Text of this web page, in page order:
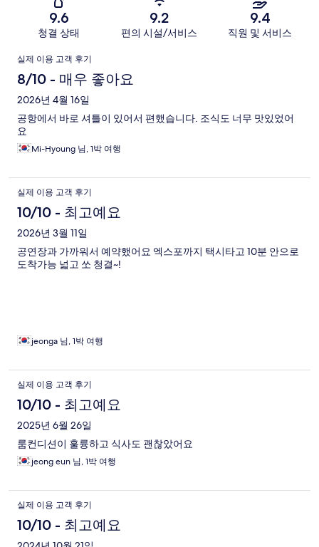
9.6
청결 상태
9.2
편의 시설/서비스
9.4
직원 및 서비스
이
용
후
기
실제 이용 고객 후기
8/10 - 매우 좋아요
2026년 4월 16일
공항에서 바로 셔틀이 있어서 편했습니다. 조식도 너무 맛있었어
요
Mi-Hyoung 님, 1박 여행
실제 이용 고객 후기
10/10 - 최고예요
2026년 3월 11일
공연장과 가까워서 예약했어요 엑스포까지 택시타고 10분 안으로
도착가능 넓고 쏘 청결~!
jeonga 님, 1박 여행
실제 이용 고객 후기
10/10 - 최고예요
2025년 6월 26일
룸컨디션이 훌륭하고 식사도 괜찮았어요
jeong eun 님, 1박 여행
실제 이용 고객 후기
10/10 - 최고예요